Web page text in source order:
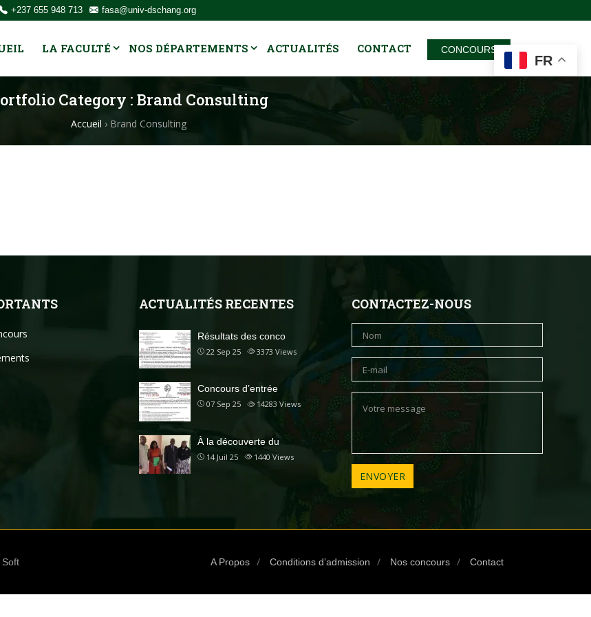
+237 655 948 713 fasa@univ-dschang.org
LA FACULTÉ NOS DÉPARTEMENTS ACTUALITÉS CONTACT CONCOURS
Category : Brand Consulting
Accueil › Brand Consulting
ACTUALITÉS RECENTES
Résultats des conco
22 Sep 25 3373 Views
Concours d’entrée
07 Sep 25 14283 Views
À la découverte du
14 Juil 25 1440 Views
CONTACTEZ-NOUS
A Propos Conditions d’admission Nos concours Contact
FR